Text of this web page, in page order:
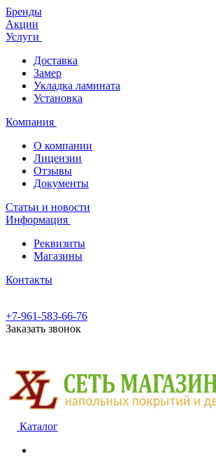
Бренды
Акции
Услуги
Доставка
Замер
Укладка ламината
Установка
Компания
О компании
Лицензии
Отзывы
Документы
Статьи и новости
Информация
Реквизиты
Магазины
Контакты
+7-961-583-66-76
Заказать звонок
Каталог